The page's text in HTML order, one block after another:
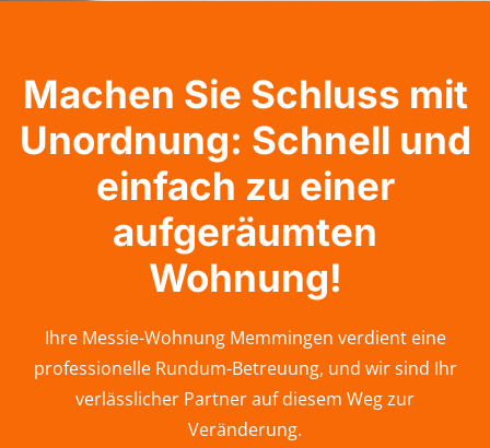
Machen Sie Schluss mit
Unordnung: Schnell und
einfach zu einer
aufgeräumten
Wohnung!
Ihre Messie-Wohnung Memmingen verdient eine
professionelle Rundum-Betreuung, und wir sind Ihr
verlässlicher Partner auf diesem Weg zur
Veränderung.